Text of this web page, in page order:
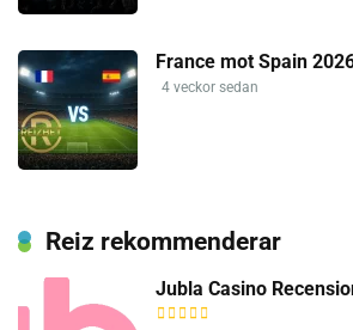
France mot Spain
4 veckor sedan
Reiz rekommenderar
Jubla Casino